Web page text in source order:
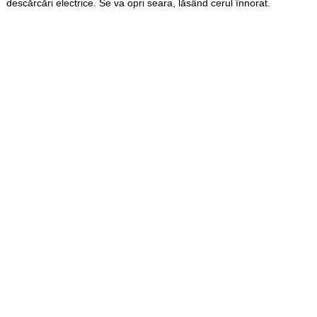
descărcări electrice. Se va opri seara, lăsând cerul înnorat.